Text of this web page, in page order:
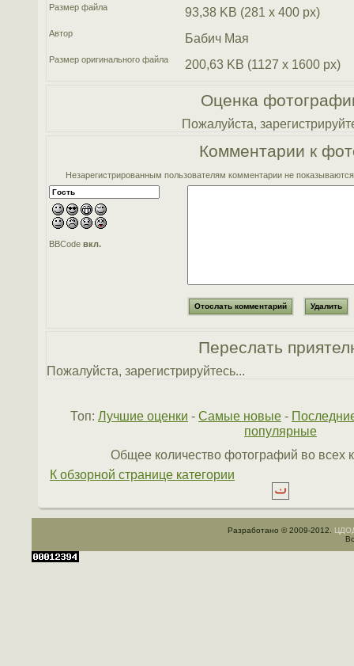
Размер файла 93,38 KB (281 x 400 px)
Автор Бабич Мая
Размер оригинального файла 200,63 KB (1127 x 1600 px)
Оценка
Пожалуйста,
Комментарии к
Незарегистрированным пользователям комментарии не
BBCodeвкл.
Переслать
Пожалуйста, зарегистрируйтесь...
Топ: Лучшие оценки - Самые новые -
популярные
Общее количество фотографий во всех
К обзорной странице категории
Разработано © 2009-2012.